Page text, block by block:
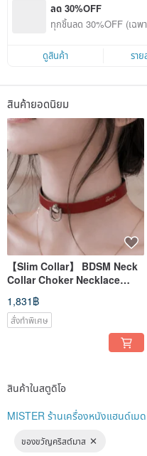
มีคุณค่าเสมือนลูกของเราเอง
เป็นสัญลักษณ์แห่งความใส่ใจและความทุ่มเ
เต็มไปด้วยความสุขและความทรงจำอันมีค่า
(มีบริการสั่งทำเครื่องหนัง และชุดวัสดุ DIY
Tree Mister Shop
หมายเลขทะเบียนธุรกิจ: 91431128
Instagram: twmister
ลด 30%OFF
ทุกชิ้นลด 30%OFF (เฉพา
ดูสินค้า
ราย
สินค้ายอดนิยม
【Slim Collar】 BDSM Neck
Collar Choker Necklace
Neck Ring Lover's Game
Italian Leather Engravable
1,831฿
สั่งทำพิเศษ
สินค้าในสตูดิโอ
MISTER ร้านเครื่องหนังแฮนด์เมด
ของขวัญคริสต์มาส